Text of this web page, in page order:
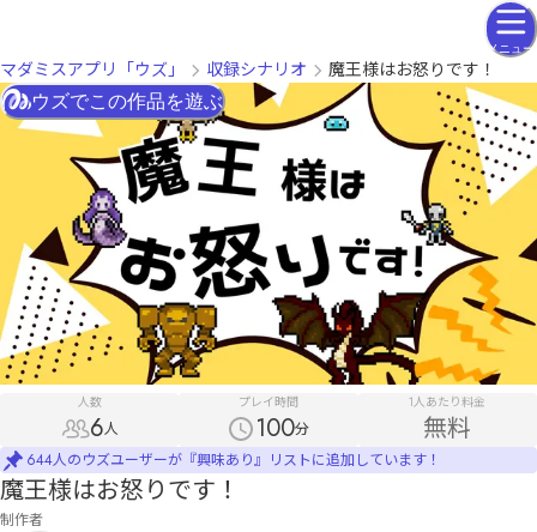
メニュー
マダミスアプリ「ウズ」 収録シナリオ 魔王様はお怒りです！
人数
6人
プレイ時間
100分
1人あたり料金
無料
644人のウズユーザーが『興味あり』リストに追加しています！
ウズでこの作品を遊ぶ
魔王様はお怒りです！
制作者